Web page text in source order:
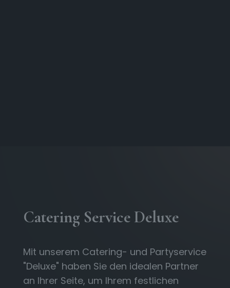
Catering Service Deluxe
Mit unserem Catering- und Partyservice
"Deluxe" haben Sie den idealen Partner
an Ihrer Seite, um Ihrem festlichen